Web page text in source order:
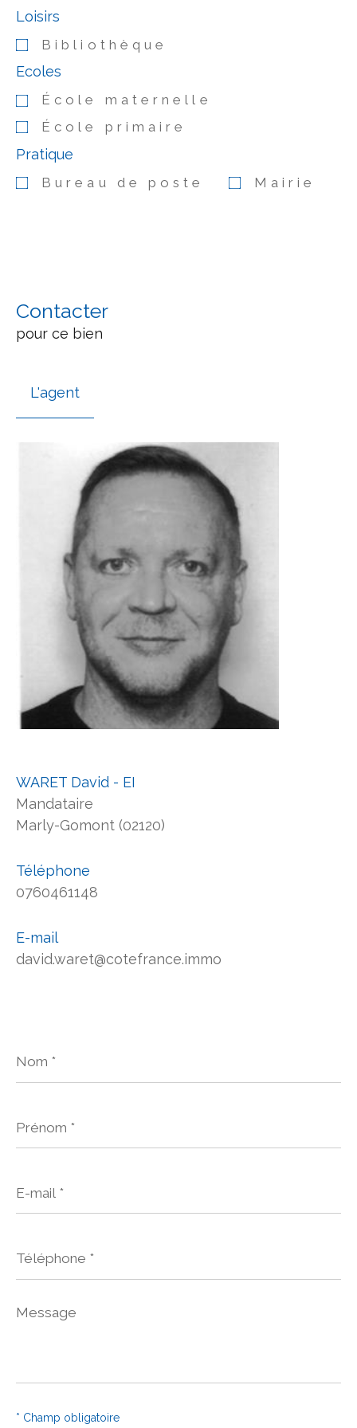
Loisirs
Bibliothèque
Ecoles
École maternelle
École primaire
Pratique
Bureau de poste Mairie
Contacter
pour ce bien
L'agent
WARET David - EI
Mandataire
Marly-Gomont (02120)
Téléphone
0760461148
E-mail
david.waret@cotefrance.immo
*
*
mail
*
Message
*
* Champ obligatoire